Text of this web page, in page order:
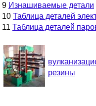
9 Изнашиваемые детали
10 Таблица деталей
11 Таблица деталей
резины